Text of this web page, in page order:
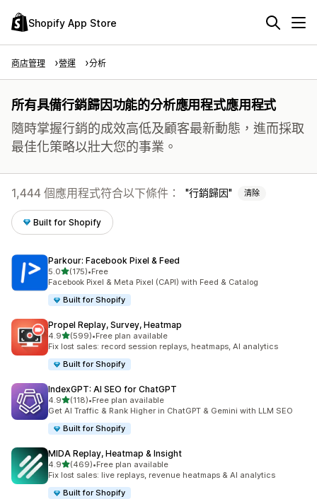
Shopify App Store
商店管理 營運 分析
所有具備行銷歸因功能的分析應用程式應用程式
隨時掌握行銷的成效高低及顧客最新動態，進而採取
最佳化策略以壯大您的事業。
1,444 個應用程式符合以下條件： 行銷歸因 清除
Built for Shopify
Parkour: Facebook Pixel & Feed
5.0滿分 5 顆星
(175)
共有 175 則評價
•Free
Facebook Pixel & Meta Pixel (CAPI) with Feed & Catalog
Built for Shopify
Propel Replay, Survey, Heatmap
4.9滿分 5 顆星
(599)
共有 599 則評價
•Free plan available
Fix lost sales: record session replays, heatmaps, AI analytics
Built for Shopify
IndexGPT: AI SEO for ChatGPT
4.9滿分 5 顆星
(118)
共有 118 則評價
•Free plan available
Get AI Traffic & Rank Higher in ChatGPT & Gemini with LLM SEO
Built for Shopify
MIDA Replay, Heatmap & Insight
4.9滿分 5 顆星
(469)
共有 469 則評價
•Free plan available
Fix lost sales: live replays, revenue heatmaps & AI analytics
Built for Shopify